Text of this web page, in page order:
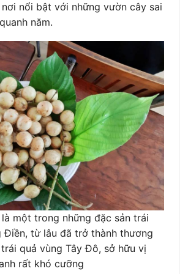
nổi bật với những vườn cây sai
năm.
là một trong những đặc sản trái
Điền, từ lâu đã trở thành thương
quả vùng Tây Đô, sở hữu vị
rất khó cưỡng